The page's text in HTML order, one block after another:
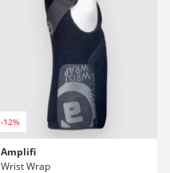
-12%
Amplifi
Wrist Wrap